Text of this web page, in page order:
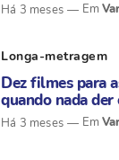
Há 3 meses
Longa-metragem
Dez filmes para
quando nada der
Há 3 meses